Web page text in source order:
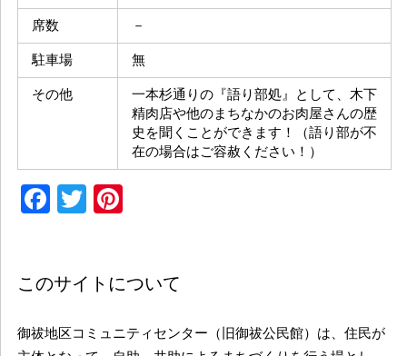
席数 －
駐車場 無
その他
一本杉通りの『語り部処』として、木下
精肉店や他のまちなかのお肉屋さんの歴
史を聞くことができます！（語り部が不
在の場合はご容赦ください！）
Facebook
Twitter
このサイトについて
御祓地区コミュニティセンター（旧御祓公民館）は、住民が